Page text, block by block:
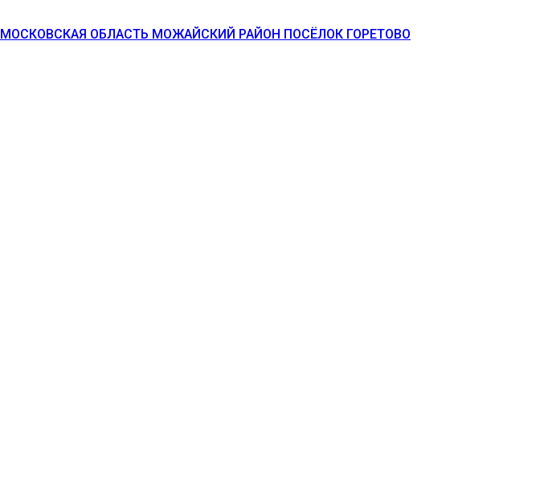
МОСКОВСКАЯ ОБЛАСТЬ МОЖАЙСКИЙ РАЙОН ПОСЁЛОК ГОРЕТОВО